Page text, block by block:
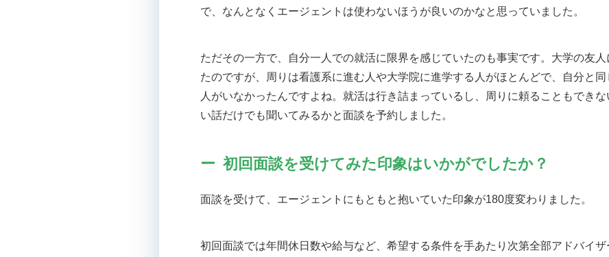
で、なんとなくエージェントは使わないほうが良いのかなと思っていました。
ただその一方で、自分一人での就活に限界を感じていたのも事実です。大学の友人
たのですが、周りは看護系に進む人や大学院に進学する人がほとんどで、自分と
人がいなかったんですよね。就活は行き詰まっているし、周りに頼ることもでき
い話だけでも聞いてみるかと面談を予約しました。
初回面談を受けてみた印象はいかがでしたか？
面談を受けて、エージェントにもともと抱いていた印象が180度変わりました。
初回面談では年間休日数や給与など、希望する条件を手あたり次第全部アドバイ